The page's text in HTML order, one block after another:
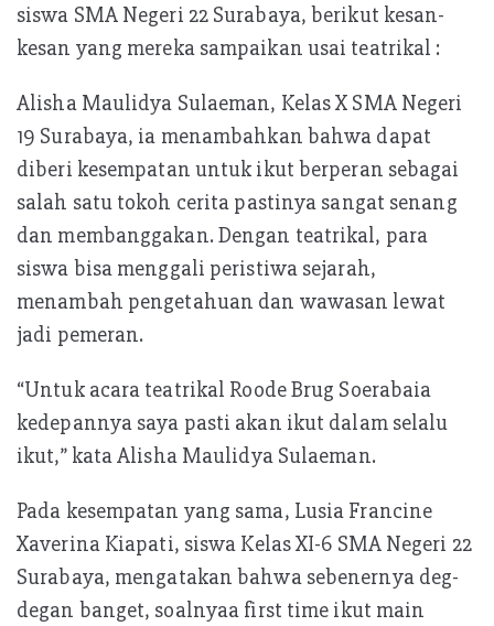
siswa SMA Negeri 22 Surabaya, berikut kesan-
kesan yang mereka sampaikan usai teatrikal :
Alisha Maulidya Sulaeman, Kelas X SMA Negeri
19 Surabaya, ia menambahkan bahwa dapat
diberi kesempatan untuk ikut berperan sebagai
salah satu tokoh cerita pastinya sangat senang
dan membanggakan. Dengan teatrikal, para
siswa bisa menggali peristiwa sejarah,
menambah pengetahuan dan wawasan lewat
jadi pemeran.
“Untuk acara teatrikal Roode Brug Soerabaia
kedepannya saya pasti akan ikut dalam selalu
ikut,” kata Alisha Maulidya Sulaeman.
Pada kesempatan yang sama, Lusia Francine
Xaverina Kiapati, siswa Kelas XI-6 SMA Negeri 22
Surabaya, mengatakan bahwa sebenernya deg-
degan banget, soalnyaa first time ikut main